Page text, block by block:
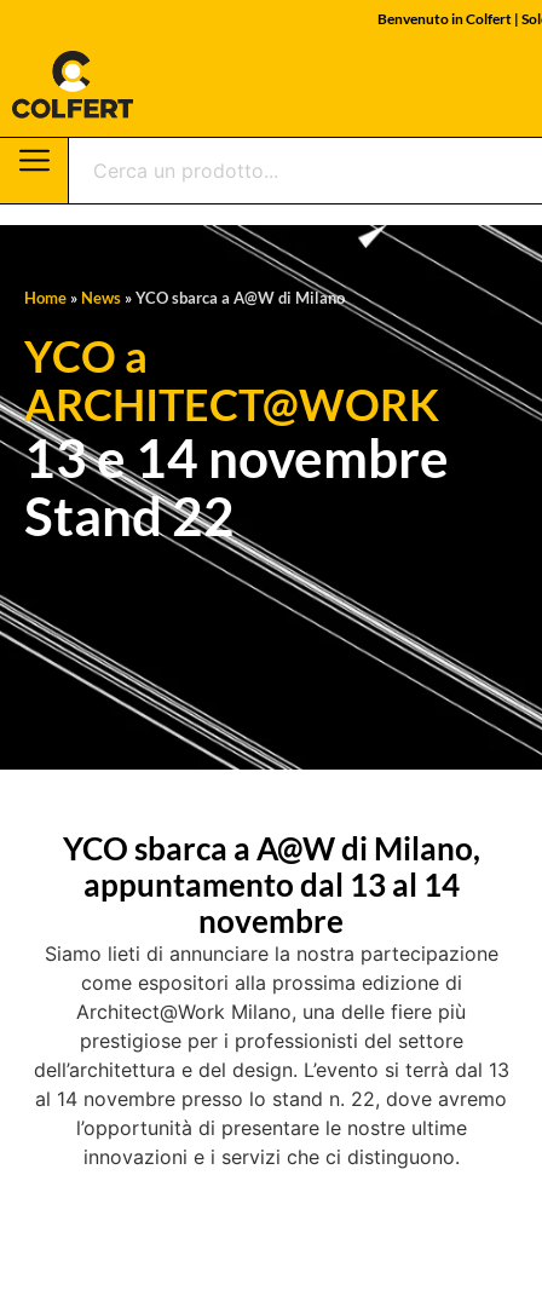
Benvenuto in Colfert |
Home » News »YCO sbarca a A@W di Milano
YCO a
ARCHITECT@WORK
13 e 14 novembre
Stand 22
YCO sbarca a A@W di Milano,
appuntamento dal 13 al 14
novembre
Siamo lieti di annunciare la nostra partecipazione
come espositori alla prossima edizione di
Architect@Work Milano, una delle fiere più
prestigiose per i professionisti del settore
dell’architettura e del design. L’evento si terrà dal 13
al 14 novembre presso lo stand n. 22, dove avremo
l’opportunità di presentare le nostre ultime
innovazioni e i servizi che ci distinguono.